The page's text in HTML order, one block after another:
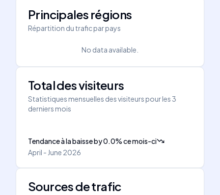
Principales régions
Répartition du trafic par pays
No data available.
Total des visiteurs
Statistiques mensuelles des visiteurs pour les 3
derniers mois
Tendance à la baisseby0.0%ce mois-ci
April - June 2026
Sources de trafic